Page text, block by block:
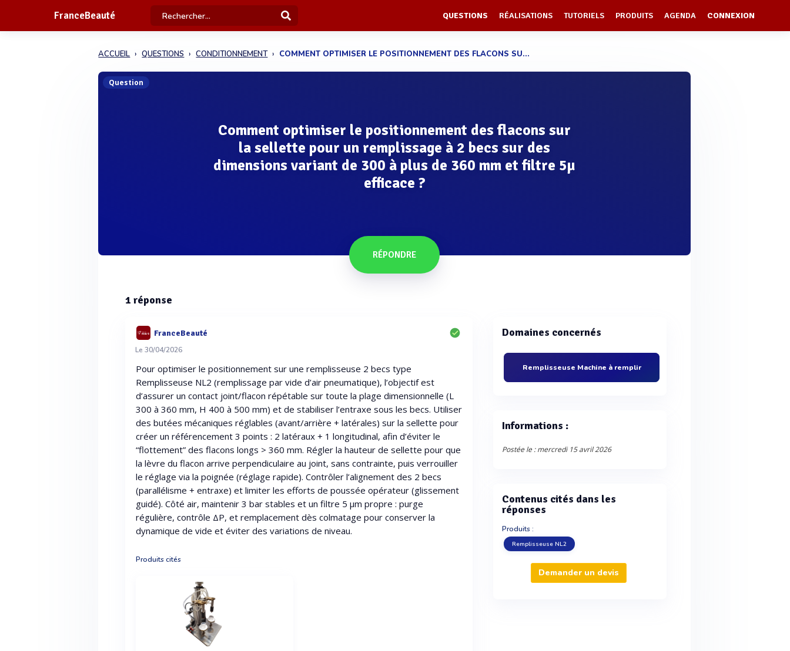
FranceBeauté QUESTIONS RÉALISATIONS TUTORIELS PRODUITS AGENDA CONNEXION
ACCUEIL QUESTIONS CONDITIONNEMENT COMMENT OPTIMISER LE POSITIONNEMENT DES FLACONS SU...
Question
Comment optimiser le positionnement des flacons sur
la sellette pour un remplissage à 2 becs sur des
dimensions variant de 300 à plus de 360 mm et filtre 5µ
efficace ?
RÉPONDRE
1 réponse
FranceBeauté
Le 30/04/2026
Pour optimiser le positionnement sur une remplisseuse 2 becs type
Remplisseuse NL2 (remplissage par vide d’air pneumatique), l’objectif est
d’assurer un contact joint/flacon répétable sur toute la plage dimensionnelle (L
300 à 360 mm, H 400 à 500 mm) et de stabiliser l’entraxe sous les becs. Utiliser
des butées mécaniques réglables (avant/arrière + latérales) sur la sellette pour
créer un référencement 3 points : 2 latéraux + 1 longitudinal, afin d’éviter le
“flottement” des flacons longs > 360 mm. Régler la hauteur de sellette pour que
la lèvre du flacon arrive perpendiculaire au joint, sans contrainte, puis verrouiller
le réglage via la poignée (réglage rapide). Contrôler l’alignement des 2 becs
(parallélisme + entraxe) et limiter les efforts de poussée opérateur (glissement
guidé). Côté air, maintenir 3 bar stables et un filtre 5 µm propre : purge
régulière, contrôle ΔP, et remplacement dès colmatage pour conserver la
dynamique de vide et éviter des variations de niveau.
Produits cités
Domaines concernés
Remplisseuse Machine à remplir
Informations :
Postée le : mercredi 15 avril 2026
Contenus cités dans les
réponses
Produits :
Remplisseuse NL2
Demander un devis